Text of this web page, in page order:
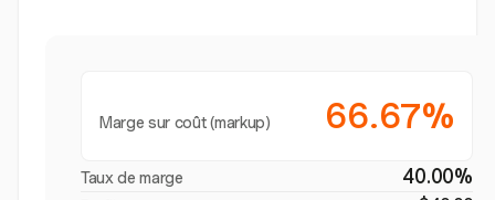
Marge sur coût (markup) 66.67%
Taux de marge 40.00%